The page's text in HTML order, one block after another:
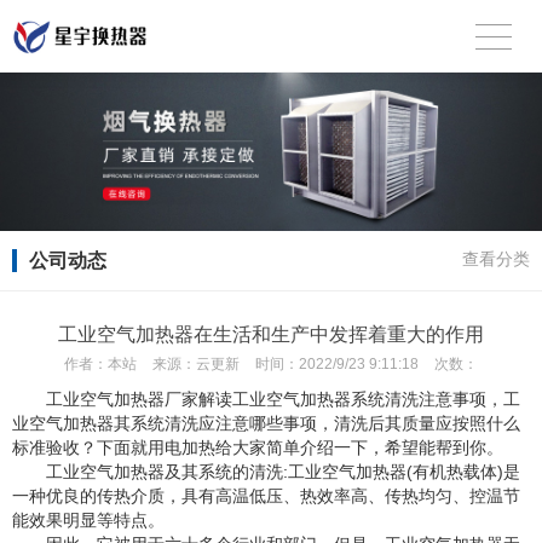
公司动态 查看分类
工业空气加热器在生活和生产中发挥着重大的作用
作者： 本站 来源： 云更新 时间： 2022/9/23 9:11:18 次数：
工业空气加热器厂家解读工业空气加热器系统清洗注意事项，工
业空气加热器其系统清洗应注意哪些事项，清洗后其质量应按照什么
标准验收？下面就用电加热给大家简单介绍一下，希望能帮到你。
工业空气加热器及其系统的清洗:工业空气加热器(有机热载体)是
一种优良的传热介质，具有高温低压、热效率高、传热均匀、控温节
能效果明显等特点。